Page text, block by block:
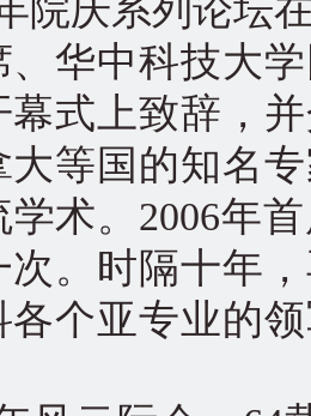
院庆系列论坛
、华中科技大
幕式上致辞，
大等国的知名
学术。2006年
次。时隔十年
各个亚专业的